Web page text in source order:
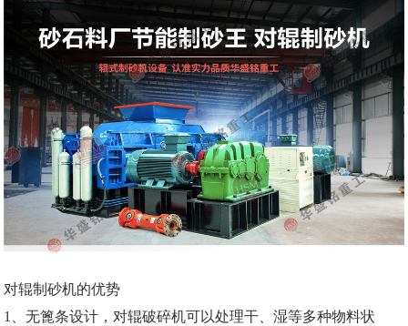
对辊制砂机的优势
1、无篦条设计，对辊破碎机可以处理干、湿等多种物料状